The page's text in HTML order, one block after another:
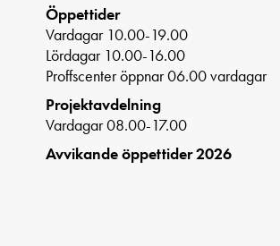
Öppettider
Vardagar 10.00-19.00
Lördagar 10.00-16.00
Proffscenter öppnar 06.00 vardagar
Projektavdelning
Vardagar 08.00-17.00
Avvikande öppettider 2026